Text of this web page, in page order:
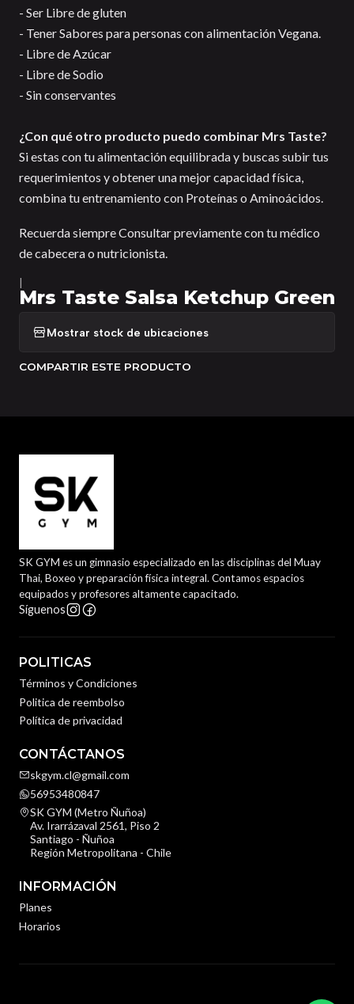
- Ser Libre de gluten
- Tener Sabores para personas con alimentación Vegana.
- Libre de Azúcar
- Libre de Sodio
- Sin conservantes
¿Con qué otro producto puedo combinar Mrs Taste?
Si estas con tu alimentación equilibrada y buscas subir tus
requerimientos y obtener una mejor capacidad física,
combina tu entrenamiento con Proteínas o Aminoácidos.
Recuerda siempre Consultar previamente con tu médico
de cabecera o nutricionista.
Mrs Taste Salsa Ketchup Green
Mostrar stock de ubicaciones
COMPARTIR ESTE PRODUCTO
SK GYM es un gimnasio especializado en las disciplinas del Muay
Thai, Boxeo y preparación física integral. Contamos espacios
equipados y profesores altamente capacitado.
Síguenos
POLITICAS
Términos y Condiciones
Politica de reembolso
Política de privacidad
CONTÁCTANOS
skgym.cl@gmail.com
56953480847
SK GYM (Metro Ñuñoa)
Av. Irarrázaval 2561, Piso 2
Santiago - Ñuñoa
Región Metropolitana - Chile
INFORMACIÓN
Planes
Horarios